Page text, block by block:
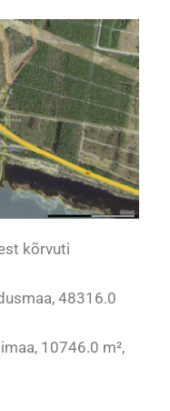
kõrvuti
48316.0
10746.0 m²,